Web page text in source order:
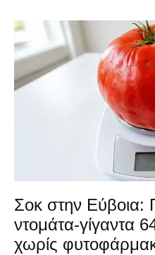
Σοκ στην Εύβοια:
ντομάτα-γίγαντα
χωρίς